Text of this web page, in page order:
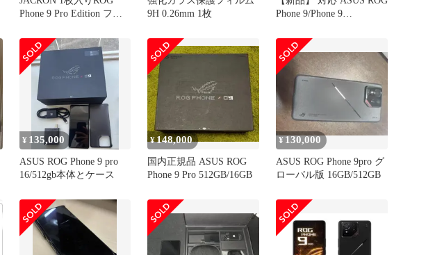
Phone 9 Pro Edition フィ
ルム 指紋認証対応 反射
防止 アンチグレア 全面
吸着 TPUフィルム(89K-
CSJ-AR390)
9H 0.26mm 1枚
Phone 9/Phone 9
フィルム さらさら 指紋
認証対応【柔らかいTPU
素材 自動修復】 ASUS
ROG Phone 9 Pro Edition
専用 [28°覗き見防止] フ
ィル
¥ 135,000
ASUS ROG Phone 9 pro
16/512gb本体とケース
¥148,000
国内正規品 ASUS ROG
Phone 9 Pro 512GB/16GB
¥ 130,000
ASUS ROG Phone 9pro グ
ローバル版 16GB/512GB